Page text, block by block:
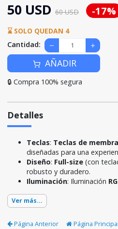
50 USD 60 USD -17%
⌛ SOLO QUEDAN 4
Cantidad:
AÑADIR
🔒 Compra 100% segura
Detalles
Teclas: Teclas de
diseñadas para una
Diseño: Full-size (con
robusto y duradero.
Iluminación: Iluminación
Ver más...
Página Anterior Página Principal